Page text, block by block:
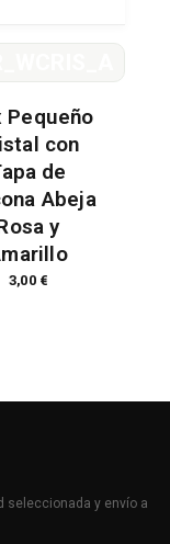
Pequeño
con
de
Abeja
y
3,00 €
seleccionada y envío a